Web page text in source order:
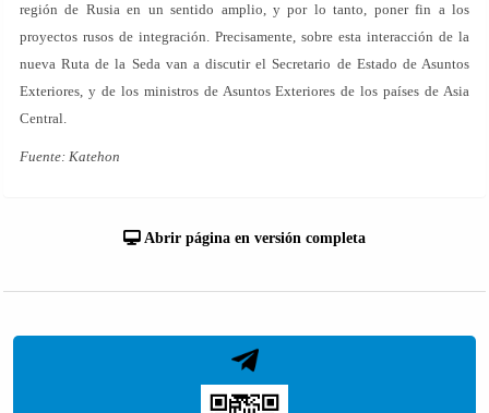
región de Rusia en un sentido amplio, y por lo tanto, poner fin a los
proyectos rusos de integración. Precisamente, sobre esta interacción de la
nueva Ruta de la Seda van a discutir el Secretario de Estado de Asuntos
Exteriores, y de los ministros de Asuntos Exteriores de los países de Asia
Central.
Fuente: Katehon
Abrir página en versión completa